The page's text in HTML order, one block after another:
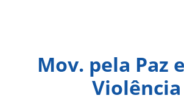
Mov. pela Paz
Violência